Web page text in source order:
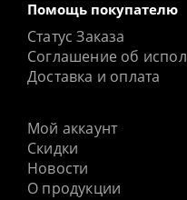
Помощь покупателю
Статус Заказа
Соглашение об
Доставка и оплата
Мой аккаунт
Скидки
Новости
О продукции